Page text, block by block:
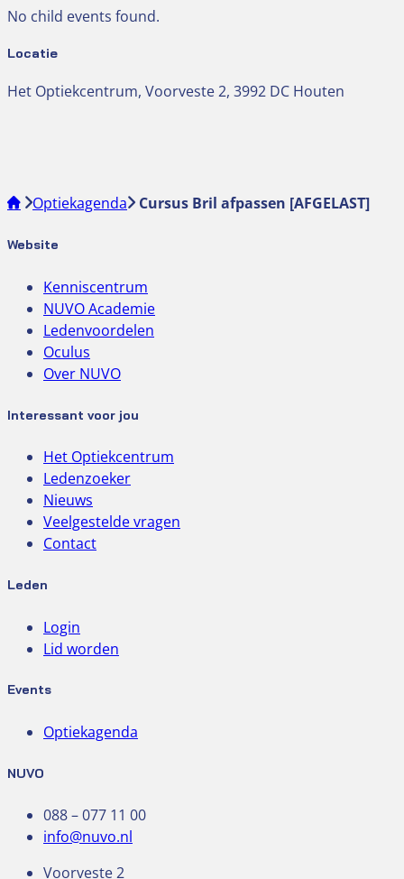
No child events found.
Locatie
Het Optiekcentrum, Voorveste 2, 3992 DC Houten
Optiekagenda Cursus Bril afpassen [AFGELAST]
Website
Kenniscentrum
NUVO Academie
Ledenvoordelen
Oculus
Over NUVO
Interessant voor jou
Het Optiekcentrum
Ledenzoeker
Nieuws
Veelgestelde vragen
Contact
Leden
Login
Lid worden
Events
Optiekagenda
NUVO
088 – 077 11 00
info@nuvo.nl
Voorveste 2